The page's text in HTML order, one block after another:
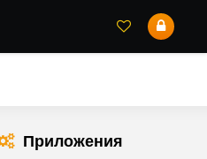
Приложения